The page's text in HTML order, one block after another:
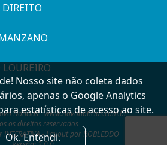
DIREITO
LOUREIRO
Notícias - www.novonoticias.com.br
os direitos reservados
- Layout por ROBLEDDO
Nosso site não coleta dados
apenas o Google Analytics
estatísticas de acesso ao site.
Ok. Entendi.